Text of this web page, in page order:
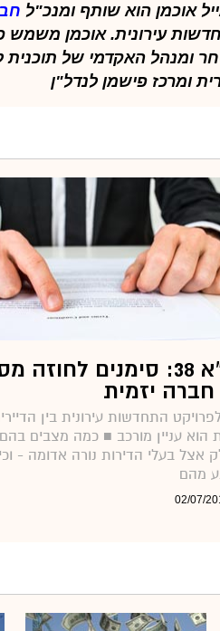
אוכמן הוא שותף ומנכ"ל
ומרכז פישמן לנדל"ן
תמ"א 38: סימנים לחוזה
חברה יזמית
התחדשות עירונית בין
הוא עניין מורכב ■ כמה מצבים
אצל בעלי הדירות נורה אדומה -
מהם
02/07/